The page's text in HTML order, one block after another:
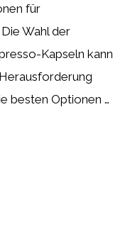
für
Wahl der
Kapseln kann
besten Optionen …